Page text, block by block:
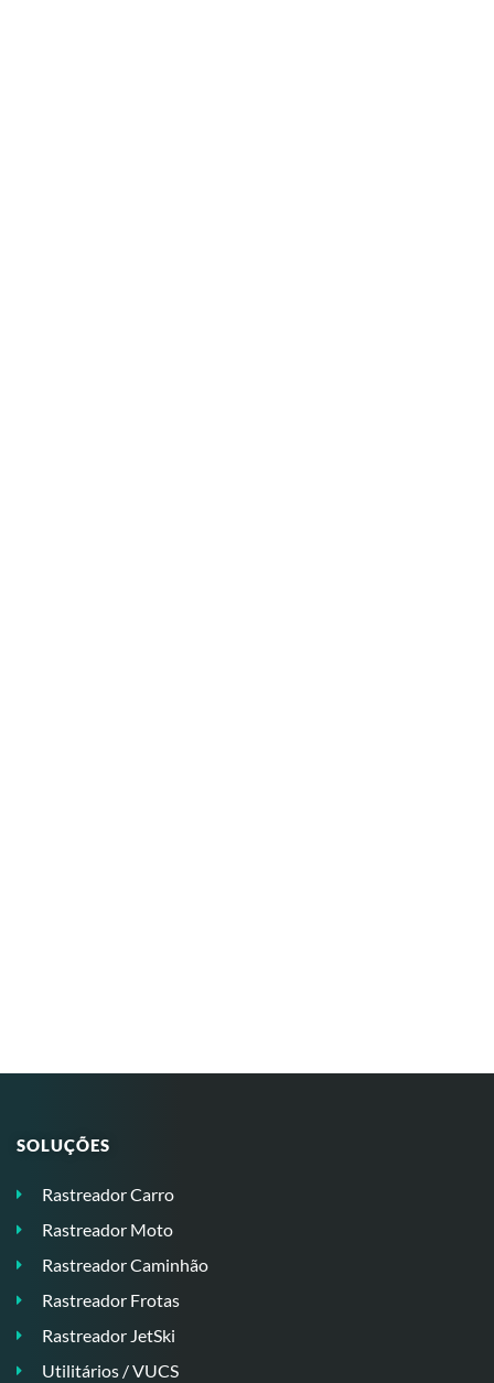
SOLUÇÕES
Rastreador Carro
Rastreador Moto
Rastreador Caminhão
Rastreador Frotas
Rastreador JetSki
Utilitários / VUCS